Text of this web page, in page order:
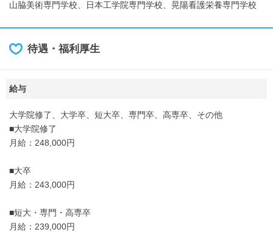
山脇美術専門学校、日本工学院専門学校、晃陽看護栄養専門学校
待遇・福利厚生
給与
大学院修了、大学卒、短大卒、専門卒、高専卒、その他
■大学院修了
月給：248,000円
■大卒
月給：243,000円
■短大・専門・高専卒
月給：239,000円